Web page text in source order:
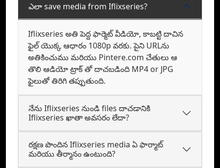
ఎలా save media from Iflixseries?
Iflixseries అతి పెద్ద ఫార్మెట్ వీడియో, కాబట్టి దాచిన
ఫైల్ యొక్క ఆధారం 1080p వరకు. పైని URLను
అతికించుము మరియు Pintere.com చేతులు ఆ
తొలి ఆడియో ట్రాక్ తో దాచబడింది MP4 or JPG
ఫైలుతో తిరిగి తప్పుతుంది.
నేను Iflixseries నుండి files దాచడానికి
Iflixseries ఖాతా అవసరం లేదా?
రక్షణ పొందిన Iflixseries media ఏ ఫార్మాట్‌
మరియు తీర్మానం ఉంటుంది?